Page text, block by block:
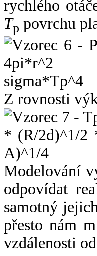
rychlého
Tp povrchu
Z rovnosti
Modelování
odpovídat
samotný
přesto nám
vzdálenosti